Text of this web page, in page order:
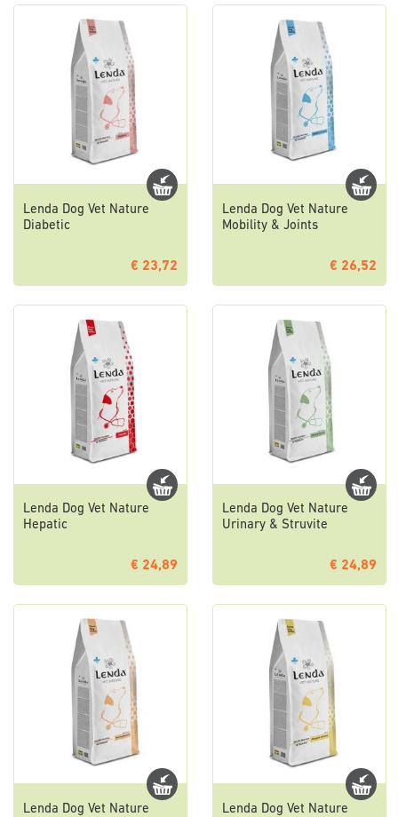
Lenda Dog Vet Nature
Diabetic
€ 23,72
Lenda Dog Vet Nature
Mobility & Joints
€ 26,52
Lenda Dog Vet Nature
Hepatic
€ 24,89
Lenda Dog Vet Nature
Urinary & Struvite
€ 24,89
Lenda Dog Vet Nature
Lenda Dog Vet Nature